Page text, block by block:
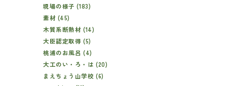
現場の様子 (183)
素材 (45)
木質系断熱材 (14)
大臣認定取得 (5)
桃浦のお風呂 (4)
大工のい・ろ・は (20)
まえちょう山学校 (6)